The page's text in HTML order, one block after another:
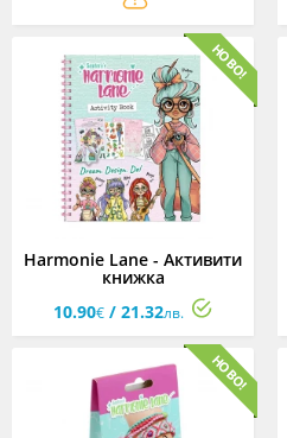
Harmonie Lane - Активити
книжка
10.90€ / 21.32лв.